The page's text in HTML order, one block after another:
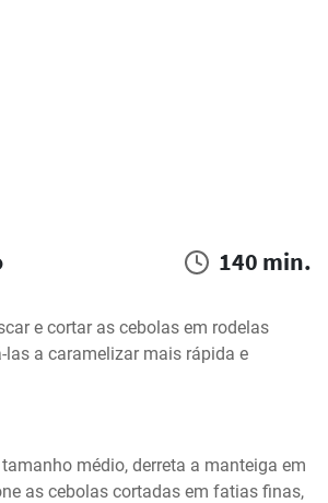
140 min.
e cortar as cebolas em rodelas
a caramelizar mais rápida e
médio, derreta a manteiga em
as cebolas cortadas em fatias finas,